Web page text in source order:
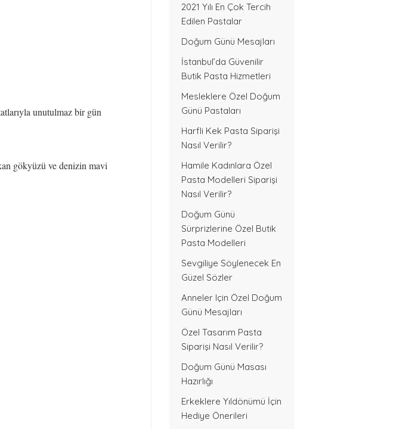
2021 Yılı En Çok Tercih
Edilen Pastalar
Doğum Günü Mesajları
İstanbul’da Güvenilir
Butik Pasta Hizmetleri
Mesleklere Özel Doğum
Günü Pastaları
Harfli Kek Pasta Siparişi
Nasıl Verilir?
Hamile Kadınlara Özel
Pasta Modelleri Siparişi
Nasıl Verilir?
Doğum Günü
Sürprizlerine Özel Butik
Pasta Modelleri
Sevgiliye Söylenecek En
Güzel Sözler
Anneler Için Özel Doğum
Günü Mesajları
Özel Tasarım Pasta
Siparişi Nasıl Verilir?
Doğum Günü Masası
Hazırlığı
Erkeklere Yıldönümü İçin
Hediye Önerileri
unutulmaz bir gün
gökyüzü ve denizin mavi